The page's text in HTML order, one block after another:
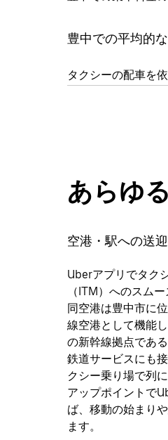
豊中での平均的
タクシーの配車を
あらゆ
空港・駅への送迎
Uberアプリでタク
（ITM）へのスム
同空港は豊中市に
線空港として機能
の新幹線拠点であ
鉄道サービスにも
クシー乗り場で列
アップポイントで
ば、移動の始まり
ます。